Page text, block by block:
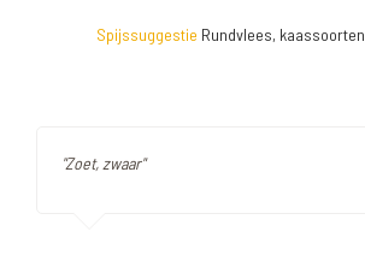
Spijssuggestie Rundvlees, kaassoorten
"Zoet, zwaar"